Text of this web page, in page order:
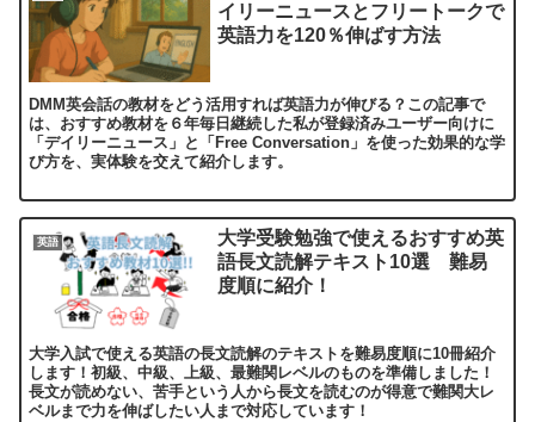
イリーニュースとフリートークで
英語力を120％伸ばす方法
DMM英会話の教材をどう活用すれば英語力が伸びる？この記事で
は、おすすめ教材を６年毎日継続した私が登録済みユーザー向けに
「デイリーニュース」と「Free Conversation」を使った効果的な学
び方を、実体験を交えて紹介します。
英語
大学受験勉強で使えるおすすめ英
語長文読解テキスト10選 難易
度順に紹介！
大学入試で使える英語の長文読解のテキストを難易度順に10冊紹介
します！初級、中級、上級、最難関レベルのものを準備しました！
長文が読めない、苦手という人から長文を読むのが得意で難関大レ
ベルまで力を伸ばしたい人まで対応しています！